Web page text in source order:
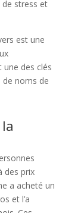
stress et
est une
une des clés
de noms de
des prix
a acheté un
et l’a